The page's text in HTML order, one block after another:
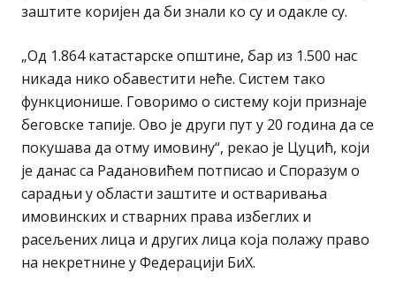
заштите коријен да би знали ко су и одакле су.
„Од 1.864 катастарске општине, бар из 1.500 нас
никада нико обавестити неће. Систем тако
функционише. Говоримо о систему који признаје
беговске тапије. Ово је други пут у 20 година да се
покушава да отму имовину“, рекао је Цуцић, који
је данас са Радановићем потписао и Споразум о
сарадњи у области заштите и остваривања
имовинских и стварних права избеглих и
расељених лица и других лица која полажу право
на некретнине у Федерацији БиХ.